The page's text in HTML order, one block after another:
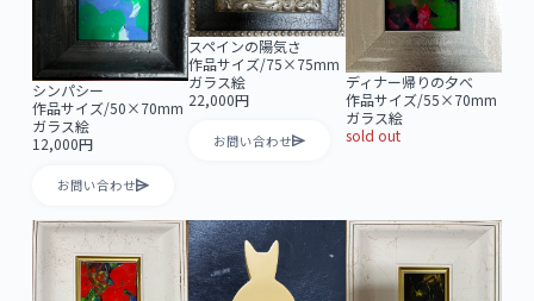
シンパシー
作品サイズ/50×70mm
ガラス絵
12,000円
お問い合わせ
スペインの陽気さ
作品サイズ/75×75mm
ガラス絵
22,000円
お問い合わせ
ディナー帰りの夕べ
作品サイズ/55×70mm
ガラス絵
sold out